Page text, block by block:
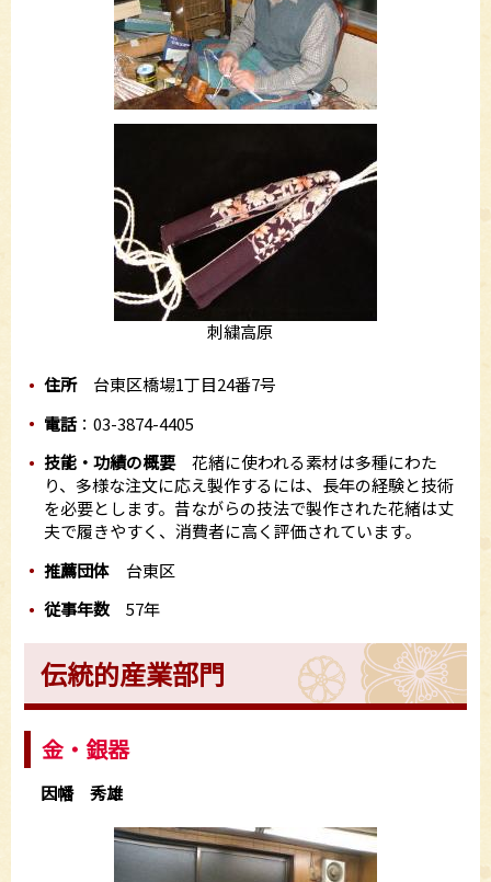
刺繍高原
住所台東区橋場1丁目24番7号
電話：03-3874-4405
技能・功績の概要花緒に使われる素材は多種にわた
り、多様な注文に応え製作するには、長年の経験と技術
を必要とします。昔ながらの技法で製作された花緒は丈
夫で履きやすく、消費者に高く評価されています。
推薦団体 台東区
従事年数 57年
伝統的産業部門
金・銀器
因幡 秀雄